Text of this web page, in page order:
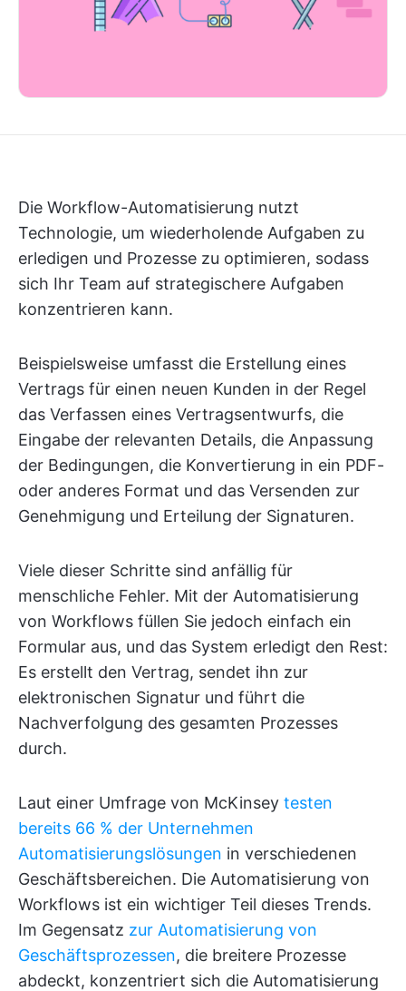
Die Workflow-Automatisierung nutzt
Technologie, um wiederholende Aufgaben zu
erledigen und Prozesse zu optimieren, sodass
sich Ihr Team auf strategischere Aufgaben
konzentrieren kann.
Beispielsweise umfasst die Erstellung eines
Vertrags für einen neuen Kunden in der Regel
das Verfassen eines Vertragsentwurfs, die
Eingabe der relevanten Details, die Anpassung
der Bedingungen, die Konvertierung in ein PDF-
oder anderes Format und das Versenden zur
Genehmigung und Erteilung der Signaturen.
Viele dieser Schritte sind anfällig für
menschliche Fehler. Mit der Automatisierung
von Workflows füllen Sie jedoch einfach ein
Formular aus, und das System erledigt den Rest:
Es erstellt den Vertrag, sendet ihn zur
elektronischen Signatur und führt die
Nachverfolgung des gesamten Prozesses
durch.
Laut einer Umfrage von McKinsey testen
bereits 66 % der Unternehmen
Automatisierungslösungen in verschiedenen
Geschäftsbereichen. Die Automatisierung von
Workflows ist ein wichtiger Teil dieses Trends.
Im Gegensatz zur Automatisierung von
Geschäftsprozessen, die breitere Prozesse
abdeckt, konzentriert sich die Automatisierung